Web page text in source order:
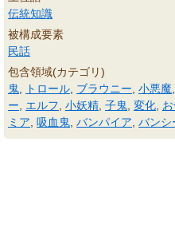
伝統知識
被構成要素
民話
包含領域(カテゴリ)
鬼
トロール ブラウニー 小悪魔
ー
エルフ 小妖精 子鬼 変化
ミア 吸血鬼 バンパイア バンシ